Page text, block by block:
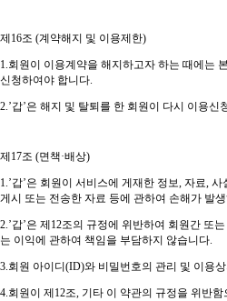
제 16조 (계약해지 및 이용제한)
1.회원이 이용계약을 해지하고자 하는 때에는
신청하여야 합니다.
2.’갑’은 해지 및 탈퇴를 한 회원이 다시 이용신
제 17조 (면책·배상)
1.’갑’은 회원이 서비스에 게재한 정보, 자료, 사
게시 또는 전송한 자료 등에 관하여 손해가 발
2.’갑’은 제 12조의 규정에 위반하여 회원간 또는
는 이익에 관하여 책임을 부담하지 않습니다.
3.회원 아이디 (ID)와 비밀번호의 관리 및 이용
4.회원이 제 12조, 기타 이 약관의 규정을 위반함